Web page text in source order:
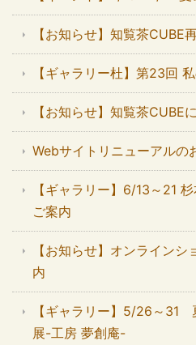
【お知らせ】知覧茶
【ギャラリー杜】第23回
【お知らせ】知覧茶
Webサイトリニューアルの
【ギャラリー】6/13～21
ご案内
【お知らせ】オンライン
内
【ギャラリー】5/26～31
展-工房 夢創庵-